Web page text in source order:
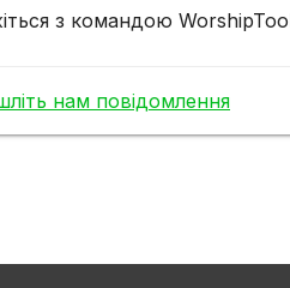
з командою
нам повідомлення